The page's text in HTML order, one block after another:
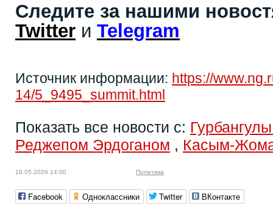
Следите за нашими
Twitter и Telegram
Источник информации: https://
14/5_9495_summit.html
Показать все новости с:
Реджепом Эрдоганом , Касым-
18.05.2026 14:00 Политика
Facebook Одноклассники Twitter ВКонтакте